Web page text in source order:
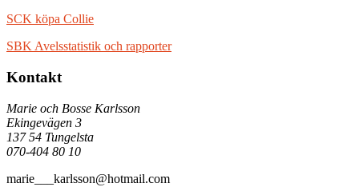
SCK köpa Collie
SBK Avelsstatistik och rapporter
Kontakt
Marie och Bosse Karlsson
Ekingevägen 3
137 54 Tungelsta
070-404 80 10
marie___karlsson@hotmail.com